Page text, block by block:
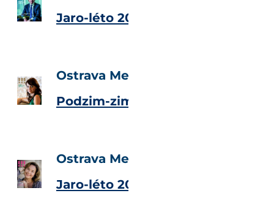
Jaro-léto 2014
Ostrava Metropolitan Magazine
Podzim-zima 2013/2014
Ostrava Metropolitan Magazine
Jaro-léto 2013